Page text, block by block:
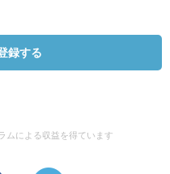
録する
ムによる収益を得ています